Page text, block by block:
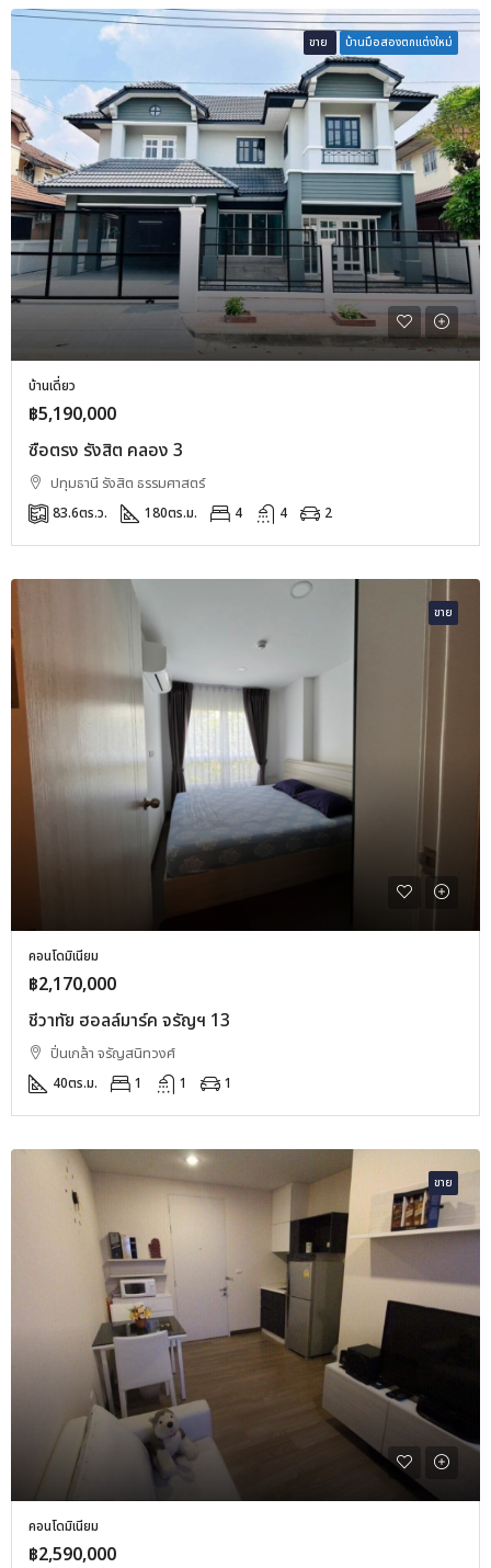
ขาย บ้านมือสองตกแต่งใหม่
บ้านเดี่ยว
฿5,190,000
ซื่อตรง รังสิต คลอง 3
ปทุมธานี รังสิต ธรรมศาสตร์
83.6ตร.ว. 180ตร.ม. 4 4 2
ขาย
คอนโดมิเนียม
฿2,170,000
ชีวาทัย ฮอลล์มาร์ค จรัญฯ 13
ปิ่นเกล้า จรัญสนิทวงศ์
40ตร.ม. 1 1 1
ขาย
คอนโดมิเนียม
฿2,590,000